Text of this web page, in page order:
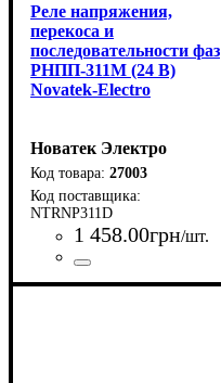
Реле напряжения,
перекоса и
последовательности фаз
РНПП-311М (24 В)
Novatek-Electro
Новатек Электро
27003
NTRNP311D
1 458.00грн/шт.